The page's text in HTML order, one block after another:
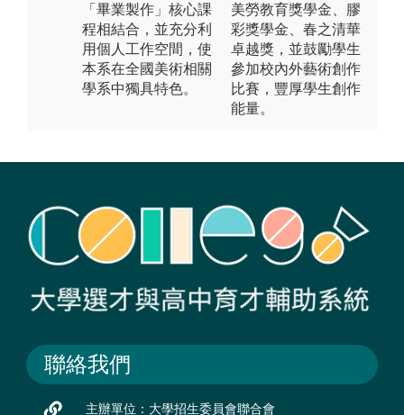
「畢業製作」核心課
程相結合，並充分利
用個人工作空間，使
本系在全國美術相關
學系中獨具特色。
美勞教育獎學金、膠
彩獎學金、春之清華
卓越獎，並鼓勵學生
參加校內外藝術創作
比賽，豐厚學生創作
能量。
聯絡我們
主辦單位：大學招生委員會聯合會